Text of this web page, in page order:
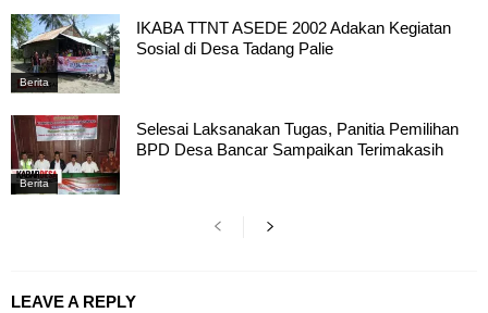
Berita
IKABA TTNT ASEDE 2002 Adakan Kegiatan
Sosial di Desa Tadang Palie
Berita
Selesai Laksanakan Tugas, Panitia Pemilihan
BPD Desa Bancar Sampaikan Terimakasih
LEAVE A REPLY